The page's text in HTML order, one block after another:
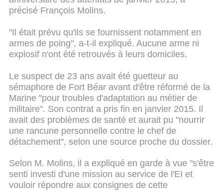
précisé François Molins.
"Il était prévu qu'ils se fournissent notamment en
armes de poing", a-t-il expliqué. Aucune arme ni
explosif n'ont été retrouvés à leurs domiciles.
Le suspect de 23 ans avait été guetteur au
sémaphore de Fort Béar avant d'être réformé de la
Marine "pour troubles d'adaptation au métier de
militaire". Son contrat a pris fin en janvier 2015. Il
avait des problèmes de santé et aurait pu "nourrir
une rancune personnelle contre le chef de
détachement", selon une source proche du dossier.
Selon M. Molins, il a expliqué en garde à vue "s'être
senti investi d'une mission au service de l'EI et
vouloir répondre aux consignes de cette